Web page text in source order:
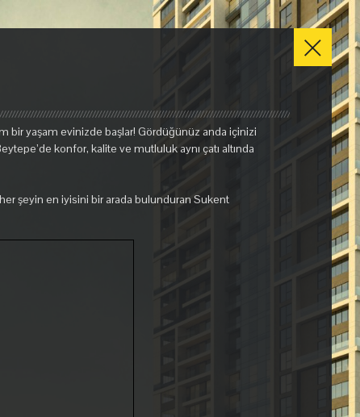
bir yaşam evinizde başlar! Gördüğünüz anda içinizi
konfor, kalite ve mutluluk aynı çatı altında
şeyin en iyisini bir arada bulunduran Sukent